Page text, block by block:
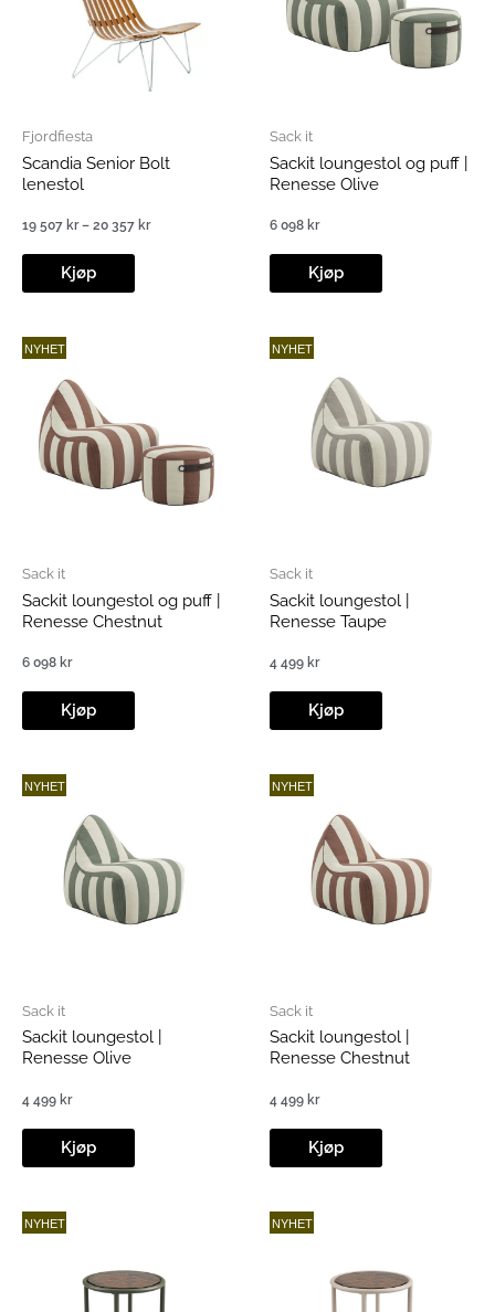
Fjordfiesta
Scandia Senior Bolt
lenestol
19 507 kr – 20 357 kr
Kjøp
Sack it
Sackit loungestol og puff |
Renesse Olive
6 098 kr
Kjøp
NYHET
Sack it
Sackit loungestol og puff |
Renesse Chestnut
6 098 kr
Kjøp
NYHET
Sack it
Sackit loungestol |
Renesse Taupe
4 499 kr
Kjøp
NYHET
Sack it
Sackit loungestol |
Renesse Olive
4 499 kr
Kjøp
NYHET
Sack it
Sackit loungestol |
Renesse Chestnut
4 499 kr
Kjøp
NYHET NYHET